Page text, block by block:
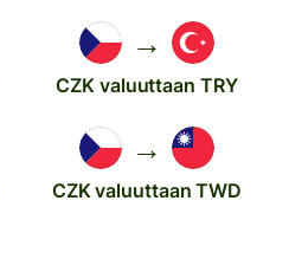
→
CZK valuuttaan TRY
→
CZK valuuttaan TWD